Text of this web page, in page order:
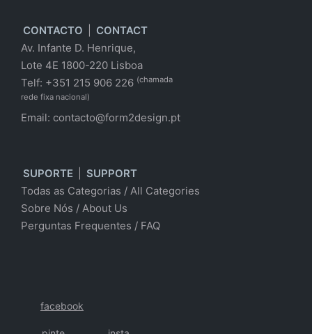
CONTACTO
CONTACT
Av. Infante D. Henrique,
Lote 4E 1800-220 Lisboa
Telf: +351 215 906 226 (chamada
rede fixa nacional)
Email: contacto@form2design.pt
SUPORTE
SUPPORT
Todas as Categorias / All Categories
Sobre Nós / About Us
Perguntas Frequentes / FAQ
facebook